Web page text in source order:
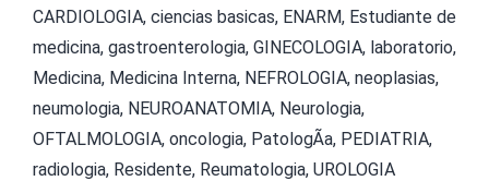
t
a
s
E
N
E
N
A
CARDIOLOGIA, ciencias basicas, ENARM, Estudiante de
medicina, gastroenterologia, GINECOLOGIA, laboratorio,
Medicina, Medicina Interna, NEFROLOGIA, neoplasias,
neumologia, NEUROANATOMIA, Neurologia,
OFTALMOLOGIA, oncologia, PatologÃ­a, PEDIATRIA,
radiologia, Residente, Reumatologia, UROLOGIA